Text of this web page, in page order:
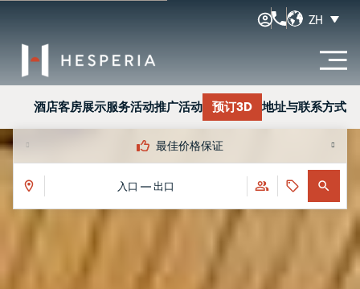
ZH
酒店客房展示服务活动推广活动 预订3D 地址与联系方式
最佳价格保证
入口 — 出口